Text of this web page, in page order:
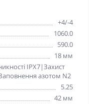
+4/-4
1060.0
590.0
18 мм
IPX7|Захист
Заповнення азотом N2
5.25
42 мм